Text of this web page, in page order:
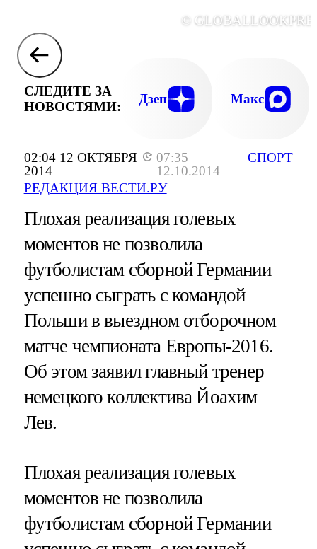
02:04 12 ОКТЯБРЯ
2014
07:35
12.10.2014
РЕДАКЦИЯ ВЕСТИ.РУ
СПОРТ
©
СЛЕДИТЕ ЗА
НОВОСТЯМИ:
Дзен Макс
Плохая реализация голевых
моментов не позволила
футболистам сборной Германии
успешно сыграть с командой
Польши в выездном отборочном
матче чемпионата Европы-2016.
Об этом заявил главный тренер
немецкого коллектива Йоахим
Лев.
Плохая реализация голевых
моментов не позволила
футболистам сборной Германии